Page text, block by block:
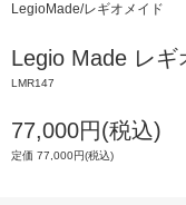
LegioMade/レギオメイド
Legio Made レ
LMR147
77,000円(税込)
定価 77,000円(税込)